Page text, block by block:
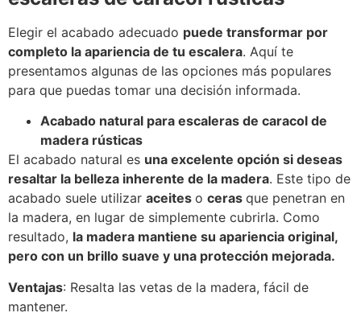
Elegir el acabado adecuado puede transformar por
completo la apariencia de tu escalera. Aquí te
presentamos algunas de las opciones más populares
para que puedas tomar una decisión informada.
Acabado natural para escaleras de caracol de
madera rústicas
El acabado natural es una excelente opción si deseas
resaltar la belleza inherente de la madera. Este tipo de
acabado suele utilizar aceites o ceras que penetran en
la madera, en lugar de simplemente cubrirla. Como
resultado, la madera mantiene su apariencia original,
pero con un brillo suave y una protección mejorada.
Ventajas: Resalta las vetas de la madera, fácil de
mantener.